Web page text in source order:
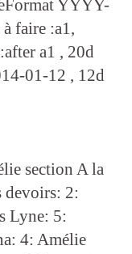
YYYY-
faire :a1,
a1 , 20d
01-12 , 12d
section A la
devoirs: 2:
Lyne: 5:
4: Amélie